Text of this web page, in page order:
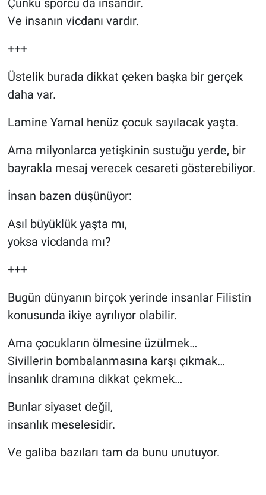
Çünkü sporcu da insandır.
Ve insanın vicdanı vardır.
+++
Üstelik burada dikkat çeken başka bir gerçek
daha var.
Lamine Yamal henüz çocuk sayılacak yaşta.
Ama milyonlarca yetişkinin sustuğu yerde, bir
bayrakla mesaj verecek cesareti gösterebiliyor.
İnsan bazen düşünüyor:
Asıl büyüklük yaşta mı,
yoksa vicdanda mı?
+++
Bugün dünyanın birçok yerinde insanlar Filistin
konusunda ikiye ayrılıyor olabilir.
Ama çocukların ölmesine üzülmek…
Sivillerin bombalanmasına karşı çıkmak…
İnsanlık dramına dikkat çekmek…
Bunlar siyaset değil,
insanlık meselesidir.
Ve galiba bazıları tam da bunu unutuyor.